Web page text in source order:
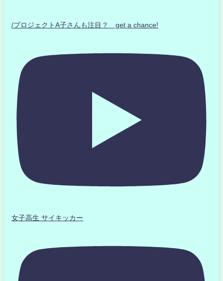
/プロジェクトA子さんも注目？ get a chance!
女子高生 サイキッカー